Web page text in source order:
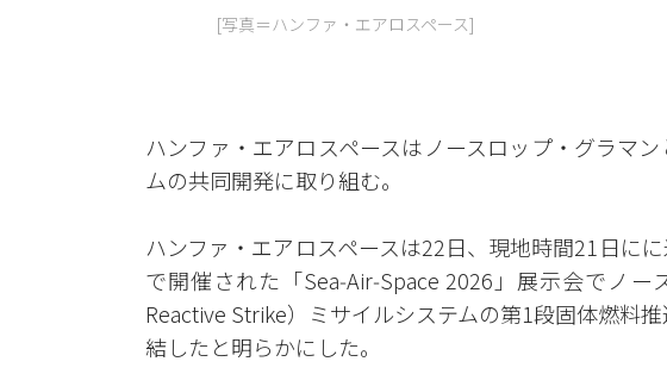
[写真＝ハンファ・エアロスペース]
ハンファ・エアロスペースはノースロップ・グラマ
ムの共同開発に取り組む。
ハンファ・エアロスペースは22日、現地時間21日に
で開催された「Sea‑Air‑Space 2026」展示会でノ
Reactive Strike）ミサイルシステムの第1段固体燃料
結したと明らかにした。